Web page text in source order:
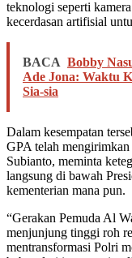
teknologi seperti
kecerdasan artifisial
BACA Bobby
Ade Jona: Waktu
Sia-sia
Dalam kesempatan
GPA telah
Subianto, meminta
langsung di bawah
kementerian mana pun.
“Gerakan Pemuda Al
menjunjung tinggi roh
mentransformasi Polri